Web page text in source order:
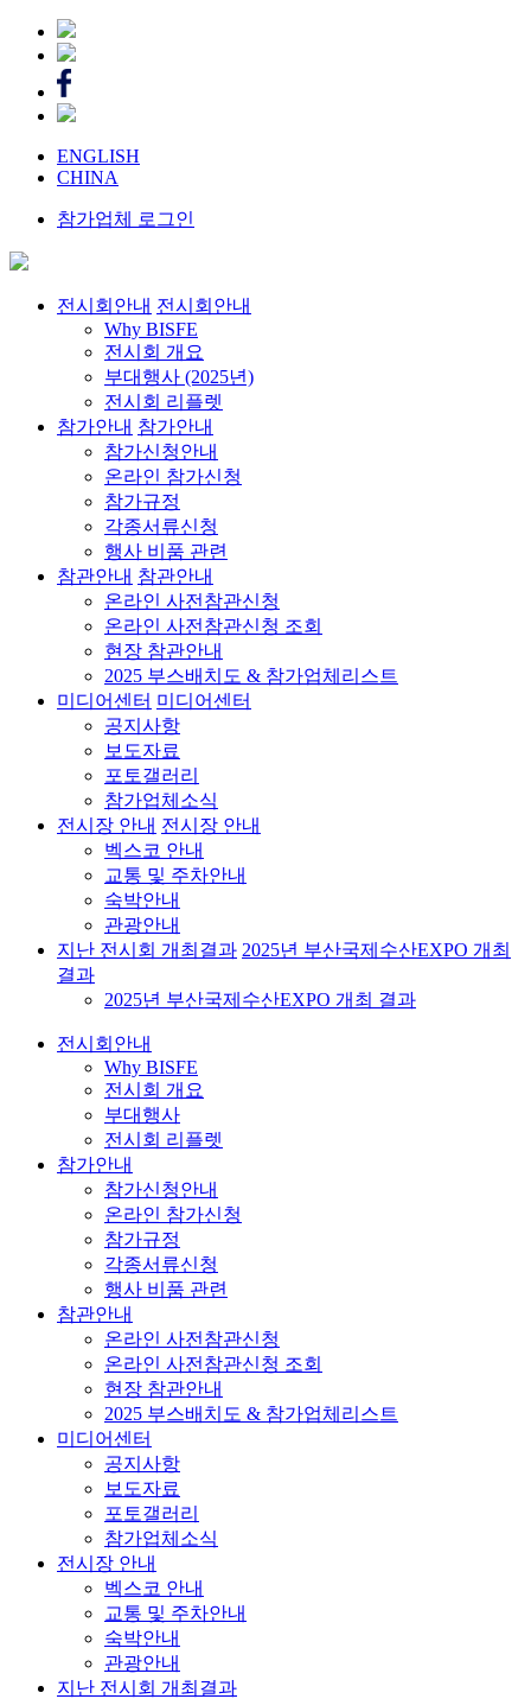
ENGLISH
CHINA
참가업체 로그인
전시회안내 전시회안내
Why BISFE
전시회 개요
부대행사 (2025년)
전시회 리플렛
참가안내 참가안내
참가신청안내
온라인 참가신청
참가규정
각종서류신청
행사 비품 관련
참관안내 참관안내
온라인 사전참관신청
온라인 사전참관신청 조회
현장 참관안내
2025 부스배치도 & 참가업체리스트
미디어센터 미디어센터
공지사항
보도자료
포토갤러리
참가업체소식
전시장 안내 전시장 안내
벡스코 안내
교통 및 주차안내
숙박안내
관광안내
지난 전시회 개최결과 2025년 부산국제수산EXPO 개최
결과
2025년 부산국제수산EXPO 개최 결과
전시회안내
Why BISFE
전시회 개요
부대행사
전시회 리플렛
참가안내
참가신청안내
온라인 참가신청
참가규정
각종서류신청
행사 비품 관련
참관안내
온라인 사전참관신청
온라인 사전참관신청 조회
현장 참관안내
2025 부스배치도 & 참가업체리스트
미디어센터
공지사항
보도자료
포토갤러리
참가업체소식
전시장 안내
벡스코 안내
교통 및 주차안내
숙박안내
관광안내
지난 전시회 개최결과